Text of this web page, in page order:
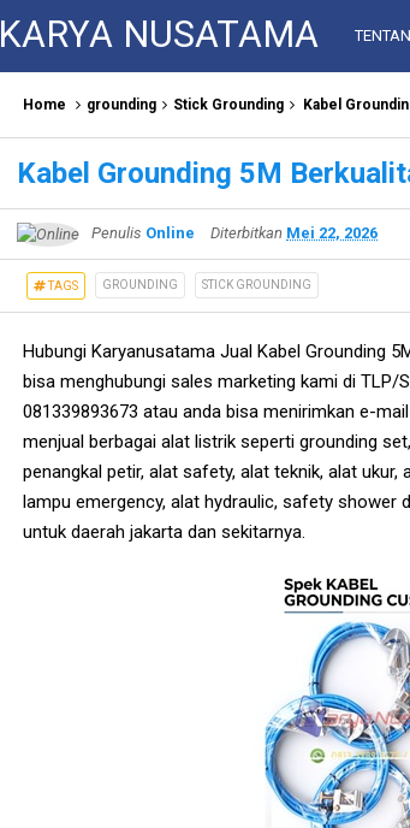
KARYA NUSATAMA
Home grounding Stick Grounding Kabel
Kabel Grounding 5M
Penulis Online Diterbitkan Mei 22, 2026
TAGS GROUNDING STICK GROUNDING
Hubungi Karyanusatama Jual Kabel Grounding
bisa menghubungi sales marketing kami di TLP/
081339893673 atau anda bisa menirimkan e-
menjual berbagai alat listrik seperti grounding
penangkal petir, alat safety, alat teknik, alat
lampu emergency, alat hydraulic, safety shower
untuk daerah jakarta dan sekitarnya.